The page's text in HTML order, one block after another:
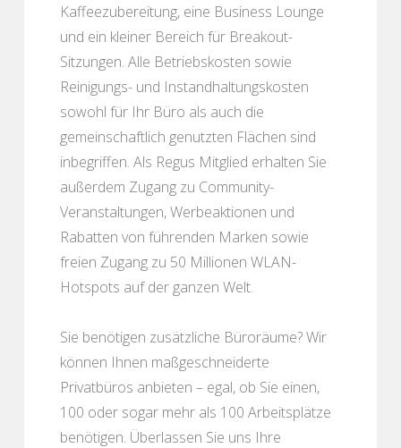
Kaffeezubereitung, eine Business Lounge
und ein kleiner Bereich für Breakout-
Sitzungen. Alle Betriebskosten sowie
Reinigungs- und Instandhaltungskosten
sowohl für Ihr Büro als auch die
gemeinschaftlich genutzten Flächen sind
inbegriffen. Als Regus Mitglied erhalten Sie
außerdem Zugang zu Community-
Veranstaltungen, Werbeaktionen und
Rabatten von führenden Marken sowie
freien Zugang zu 50 Millionen WLAN-
Hotspots auf der ganzen Welt.
Sie benötigen zusätzliche Büroräume? Wir
können Ihnen maßgeschneiderte
Privatbüros anbieten – egal, ob Sie einen,
100 oder sogar mehr als 100 Arbeitsplätze
benötigen. Überlassen Sie uns Ihre